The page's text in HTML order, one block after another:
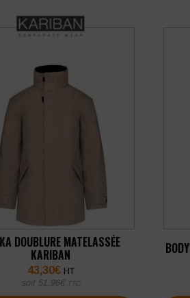
DOUBLURE MATELASSÉE
KARIBAN
43,30€ HT
soit 51,96€ TTC